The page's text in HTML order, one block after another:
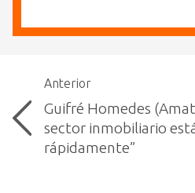
Anterior
Guifré Homedes
sector inmobiliario
rápidamente”